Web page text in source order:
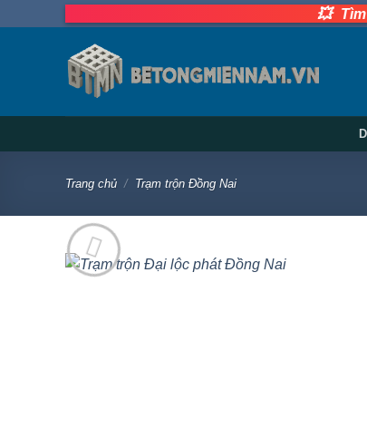
Tìm nơi
Trang chủ / Trạm trộn Đồng Nai